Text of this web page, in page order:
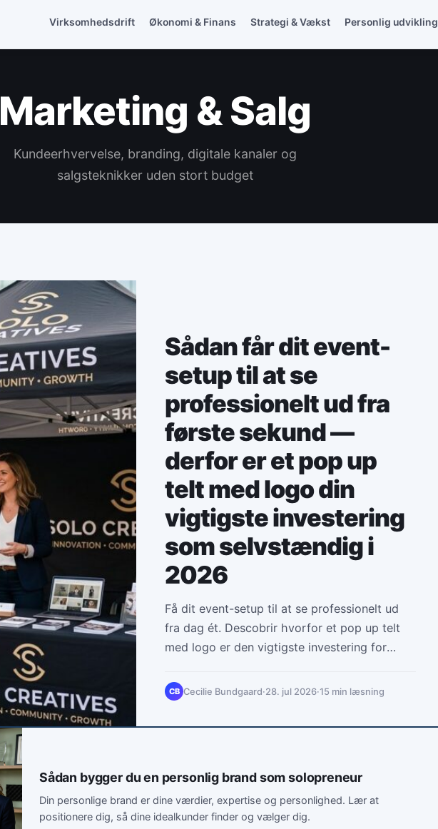
Virksomhedsdrift Økonomi & Finans Strategi & Vækst Personlig udvikling
Marketing & Salg
Kundeerhvervelse, branding, digitale kanaler og
salgsteknikker uden stort budget
Sådan får dit event-
setup til at se
professionelt ud fra
første sekund —
derfor er et pop up
telt med logo din
vigtigste investering
som selvstændig i
2026
Få dit event-setup til at se professionelt ud
fra dag ét. Descobrir hvorfor et pop up telt
med logo er den vigtigste investering for
CB Cecilie Bundgaard·28. jul 2026·15 min læsning
Sådan bygger du en personlig brand som solopreneur
Din personlige brand er dine værdier, expertise og personlighed. Lær at
positionere dig, så dine idealkunder finder og vælger dig.